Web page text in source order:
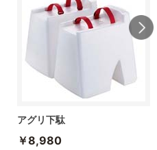
アグリ下駄
￥8,980